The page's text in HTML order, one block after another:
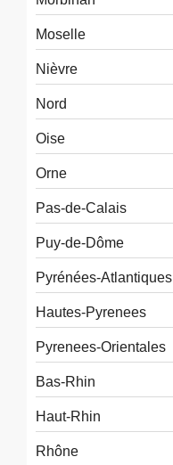
Moselle
Nièvre
Nord
Oise
Orne
Pas-de-Calais
Puy-de-Dôme
Pyrénées-Atlantiques
Hautes-Pyrenees
Pyrenees-Orientales
Bas-Rhin
Haut-Rhin
Rhône